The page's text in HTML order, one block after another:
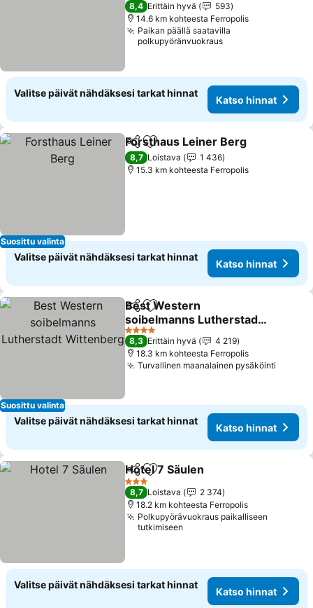
Katso hinnat
8,4 Erittäin hyvä
593
14.6 km kohteesta Ferropolis
Paikan päällä saatavilla
polkupyöränvuokraus
Valitse päivät nähdäksesi tarkat hinnat
Katso hinnat
Suosittu valinta
Jaa Lisää suosikkeihin
Forsthaus Leiner Berg
8,7 Loistava
1 436
15.3 km kohteesta Ferropolis
Valitse päivät nähdäksesi tarkat hinnat
Katso hinnat
Suosittu valinta
Jaa Lisää suosikkeihin
Best Western
soibelmanns Lutherstadt
Wittenberg
Katso hinnat
4 Tähtiluokitus
8,3 Erittäin hyvä
4 219
18.3 km kohteesta Ferropolis
Turvallinen maanalainen pysäköinti
Valitse päivät nähdäksesi tarkat hinnat
Katso hinnat
Jaa Lisää suosikkeihin
Hotel 7 Säulen
3 Tähtiluokitus
8,7 Loistava
2 374
18.2 km kohteesta Ferropolis
Polkupyörävuokraus paikalliseen
tutkimiseen
Valitse päivät nähdäksesi tarkat hinnat
Katso hinnat